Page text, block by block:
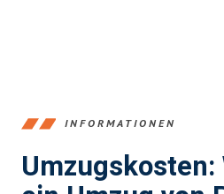
INFORMATIONEN